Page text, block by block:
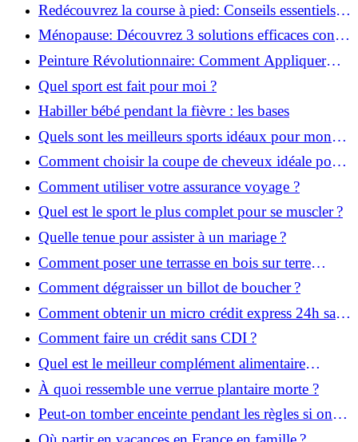
Redécouvrez la course à pied: Conseils essentiels
pour reprendre!
Ménopause: Découvrez 3 solutions efficaces contre
les bouffées de chaleur!
Peinture Révolutionnaire: Comment Appliquer
Deux Couleurs Sur Une Porte!
Quel sport est fait pour moi ?
Habiller bébé pendant la fièvre : les bases
Quels sont les meilleurs sports idéaux pour mon
enfant ?
Comment choisir la coupe de cheveux idéale pour
votre visage ?
Comment utiliser votre assurance voyage ?
Quel est le sport le plus complet pour se muscler ?
Quelle tenue pour assister à un mariage ?
Comment poser une terrasse en bois sur terre
battue ?
Comment dégraisser un billot de boucher ?
Comment obtenir un micro crédit express 24h sans
justificatif ?
Comment faire un crédit sans CDI ?
Quel est le meilleur complément alimentaire
cheveux efficace ? Notre avis dans cet article
À quoi ressemble une verrue plantaire morte ?
Peut-on tomber enceinte pendant les règles si on
prend la pilule ?